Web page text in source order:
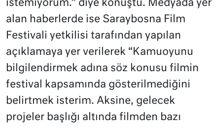
istemiyorum.” diye konuştu. Medyada yer
alan haberlerde ise Saraybosna Film
Festivali yetkilisi tarafından yapılan
açıklamaya yer verilerek “Kamuoyunu
bilgilendirmek adına söz konusu filmin
festival kapsamında gösterilmediğini
belirtmek isterim. Aksine, gelecek
projeler başlığı altında filmden bazı